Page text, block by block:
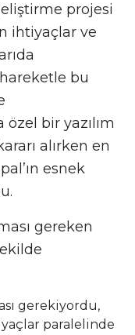
projesi
ihtiyaçlar ve
bu
bir yazılım
alırken en
esnek
gereken
gerekiyordu,
paralelinde